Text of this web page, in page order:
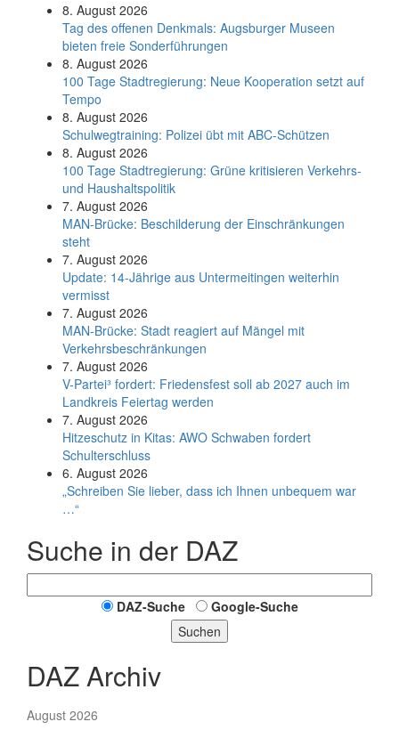
8. August 2026
Tag des offenen Denkmals: Augsburger Museen
bieten freie Sonderführungen
8. August 2026
100 Tage Stadtregierung: Neue Kooperation setzt auf
Tempo
8. August 2026
Schul­weg­trai­ning: Poli­zei übt mit ABC-Schüt­zen
8. August 2026
100 Tage Stadtregierung: Grüne kritisieren Verkehrs-
und Haushaltspolitik
7. August 2026
MAN-Brücke: Beschilderung der Einschränkungen
steht
7. August 2026
Update: 14-Jährige aus Untermeitingen weiterhin
vermisst
7. August 2026
MAN-Brücke: Stadt reagiert auf Mängel mit
Verkehrsbeschränkungen
7. August 2026
V-Partei­³ fordert: Friedens­fest soll ab 2027 auch im
Land­kreis Feier­tag werden
7. August 2026
Hitzeschutz in Kitas: AWO Schwaben fordert
Schulterschluss
6. August 2026
„Schreiben Sie lieber, dass ich Ihnen unbequem war
…“
Suche in der DAZ
DAZ-Suche
Google-Suche
Suchen
DAZ Archiv
August 2026